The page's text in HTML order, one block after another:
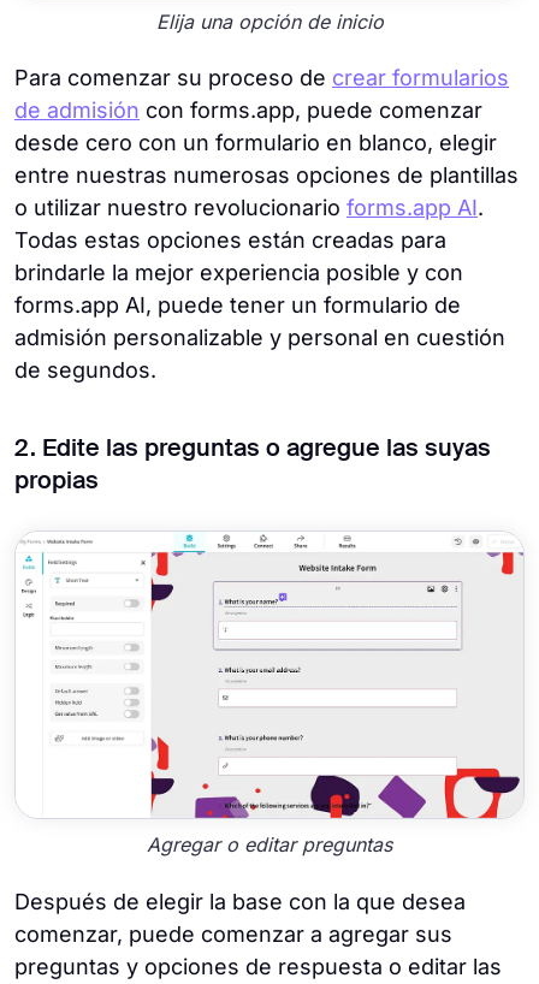
Elija una opción de inicio
Para comenzar su proceso de crear formularios
de admisión con forms.app, puede comenzar
desde cero con un formulario en blanco, elegir
entre nuestras numerosas opciones de plantillas
o utilizar nuestro revolucionario forms.app AI.
Todas estas opciones están creadas para
brindarle la mejor experiencia posible y con
forms.app AI, puede tener un formulario de
admisión personalizable y personal en cuestión
de segundos.
2. Edite las preguntas o agregue las suyas
propias
Agregar o editar preguntas
Después de elegir la base con la que desea
comenzar, puede comenzar a agregar sus
preguntas y opciones de respuesta o editar las